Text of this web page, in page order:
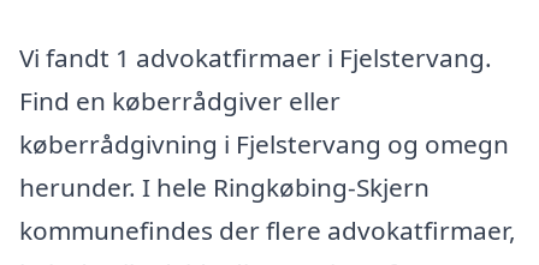
Vi fandt 1 advokatfirmaer i Fjelstervang.
Find en køberrådgiver eller
køberrådgivning i Fjelstervang og omegn
herunder. I hele Ringkøbing-Skjern
kommunefindes der flere advokatfirmaer,